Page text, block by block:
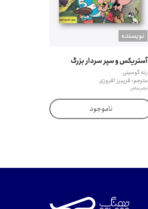
نويسنده
آستریکس و سپر سردار بزرگ
رنه گوسینی
مترجم: فریبرز افروزی
نشر سامر
ناموجود